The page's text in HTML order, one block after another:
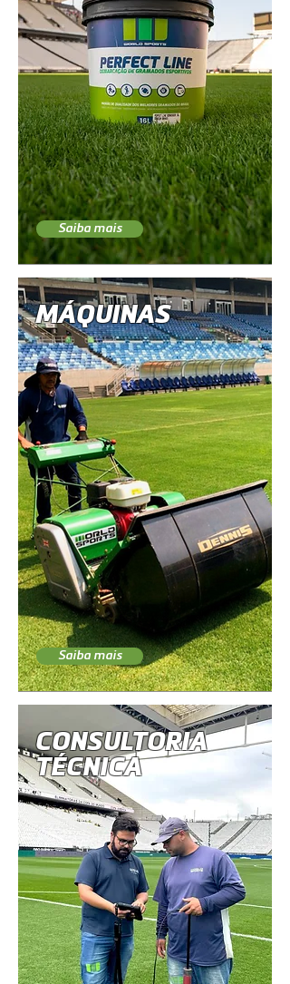
Saiba mais
MÁQUINAS
Saiba mais
CONSULTORIA
TÉCNICA